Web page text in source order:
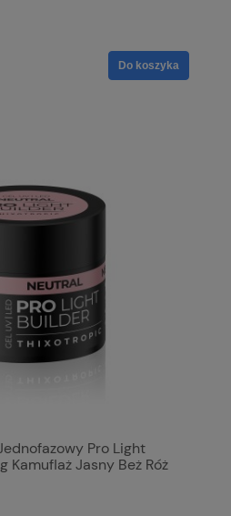
Do koszyka
Pro Light
Kamuflaż Jasny Beż Róż